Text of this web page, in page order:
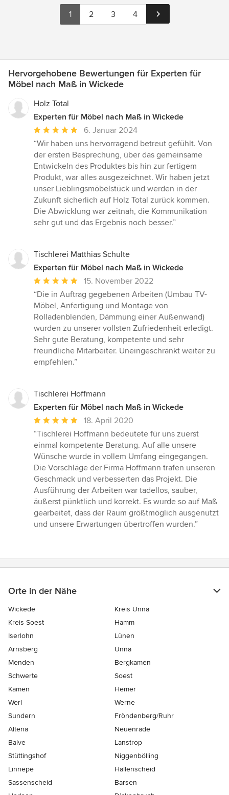
1 2 3 4
Hervorgehobene Bewertungen für Experten für
Möbel nach Maß in Wickede
Holz Total
Experten für Möbel nach Maß in Wickede
Durchschnittliche
Bewertung:
5
von
5
Sternen
6. Januar 2024
“Wir haben uns hervorragend betreut gefühlt. Von
der ersten Besprechung, über das gemeinsame
Entwickeln des Produktes bis hin zur fertigem
Produkt, war alles ausgezeichnet. Wir haben jetzt
unser Lieblingsmöbelstück und werden in der
Zukunft sicherlich auf Holz Total zurück kommen.
Die Abwicklung war zeitnah, die Kommunikation
sehr gut und das Ergebnis noch besser.”
Tischlerei Matthias Schulte
Experten für Möbel nach Maß in Wickede
Durchschnittliche
Bewertung:
5
von
5
Sternen
15. November 2022
“Die in Auftrag gegebenen Arbeiten (Umbau TV-
Möbel, Anfertigung und Montage von
Rolladenblenden, Dämmung einer Außenwand)
wurden zu unserer vollsten Zufriedenheit erledigt.
Sehr gute Beratung, kompetente und sehr
freundliche Mitarbeiter. Uneingeschränkt weiter zu
empfehlen.”
Tischlerei Hoffmann
Experten für Möbel nach Maß in Wickede
Durchschnittliche
Bewertung:
5
von
5
Sternen
18. April 2020
“Tischlerei Hoffmann bedeutete für uns zuerst
einmal kompetente Beratung. Auf alle unsere
Wünsche wurde in vollem Umfang eingegangen.
Die Vorschläge der Firma Hoffmann trafen unseren
Geschmack und verbesserten das Projekt. Die
Ausführung der Arbeiten war tadellos, sauber,
äußerst pünktlich und korrekt. Es wurde so auf Maß
gearbeitet, dass der Raum größtmöglich ausgenutzt
und unsere Erwartungen übertroffen wurden.”
Orte in der Nähe
Wickede
Kreis Unna
Kreis Soest
Hamm
Iserlohn
Lünen
Arnsberg
Unna
Menden
Bergkamen
Schwerte
Soest
Kamen
Hemer
Werl
Werne
Sundern
Fröndenberg/Ruhr
Altena
Neuenrade
Balve
Lanstrop
Stüttingshof
Niggenbölling
Linnepe
Hallenscheid
Sassenscheid
Barsen